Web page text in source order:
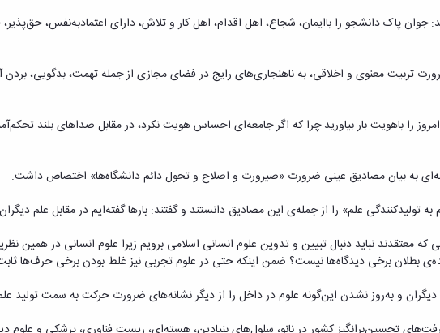
پاک دانشجو را باایمان، شجاع، اهل اقدام، اهل کار و تلاش، دارای اعتمادبه‌نفس،
تربیت معنوی و اخلاقی، به ناهنجاری‌های رایج در فضای مجازی از جمله تهمت، بدگویی،
را باهویت بار بیاورید چرا که اگر جامعه‌ای احساس هویت نکرد، در مقابل صداهای بلند
به بیان مصادیق عینی ضرورت «صیرورت و اصلاح و تحول دائم دانشگاه‌ها» اختصاص داشت.
تولیدکنندگی علم» را از جمله‌ی این مصادیق دانستند و گفتند: بارها گفته‌ایم در مقابل علم
که معتقدند نباید دنبال تبیین و تدوین علوم انسانی اسلامی برویم زیرا علوم انسانی در
بطلان برخی دیدگاه‌ها نیست؟ ضمن اینکه حتی در علوم تجربی نیز غلط بودن برخی حرف‌ها
و به‌روز نشدن این‌گونه علوم در داخل را از دیگر نشانه‌های ضرورت حرکت به سمت تولید علم